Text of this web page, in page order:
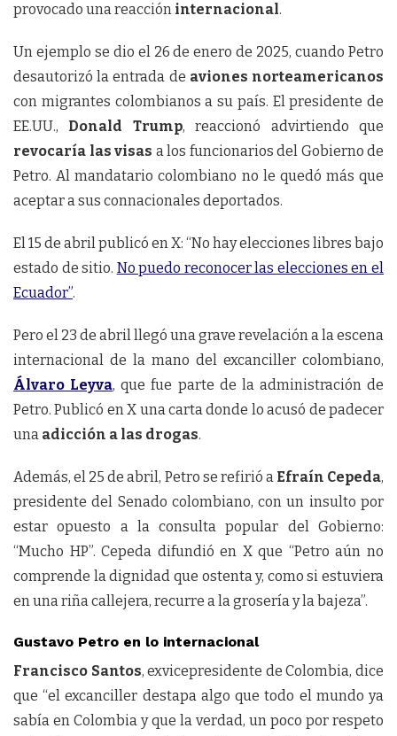
provocado una reacción internacional.
Un ejemplo se dio el 26 de enero de 2025, cuando Petro
desautorizó la entrada de aviones norteamericanos
con migrantes colombianos a su país. El presidente de
EE.UU., Donald Trump, reaccionó advirtiendo que
revocaría las visas a los funcionarios del Gobierno de
Petro. Al mandatario colombiano no le quedó más que
aceptar a sus connacionales deportados.
El 15 de abril publicó en X: “No hay elecciones libres bajo
estado de sitio. No puedo reconocer las elecciones en el
Ecuador”.
Pero el 23 de abril llegó una grave revelación a la escena
internacional de la mano del excanciller colombiano,
Álvaro Leyva, que fue parte de la administración de
Petro. Publicó en X una carta donde lo acusó de padecer
una adicción a las drogas.
Además, el 25 de abril, Petro se refirió a Efraín Cepeda,
presidente del Senado colombiano, con un insulto por
estar opuesto a la consulta popular del Gobierno:
“Mucho HP”. Cepeda difundió en X que “Petro aún no
comprende la dignidad que ostenta y, como si estuviera
en una riña callejera, recurre a la grosería y la bajeza”.
Gustavo Petro en lo internacional
Francisco Santos, exvicepresidente de Colombia, dice
que “el excanciller destapa algo que todo el mundo ya
sabía en Colombia y que la verdad, un poco por respeto